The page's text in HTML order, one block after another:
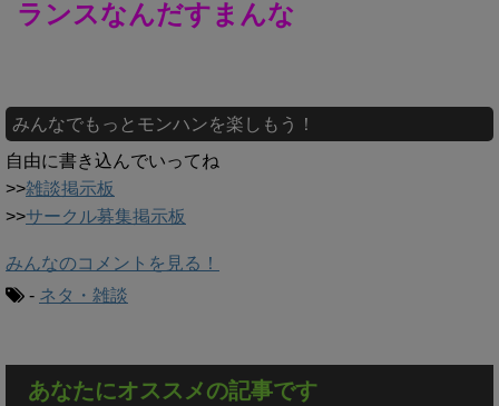
ランスなんだすまんな
みんなでもっとモンハンを楽しもう！
自由に書き込んでいってね
>>雑談掲示板
>>サークル募集掲示板
みんなのコメントを見る！
- ネタ・雑談
あなたにオススメの記事です